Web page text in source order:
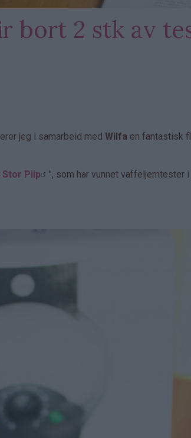
bort 2 stk av
jeg i samarbeid med Wilfa en fantastisk
Piip
", som har vunnet vaffeljerntester